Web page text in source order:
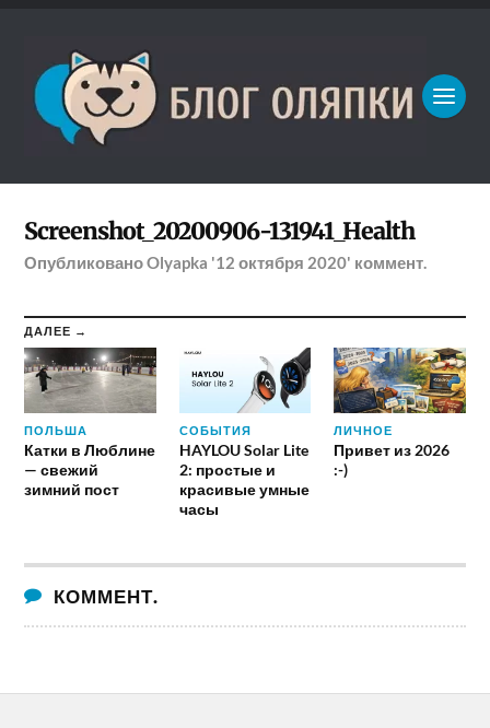
Screenshot_20200906-131941_Health
ОпубликованоOlyapka '12 октября 2020' коммент.
ДАЛЕЕ →
ПОЛЬША
Катки в Люблине
— свежий
зимний пост
СОБЫТИЯ
HAYLOU Solar Lite
2: простые и
красивые умные
часы
ЛИЧНОЕ
Привет из 2026
:-)
КОММЕНТ.